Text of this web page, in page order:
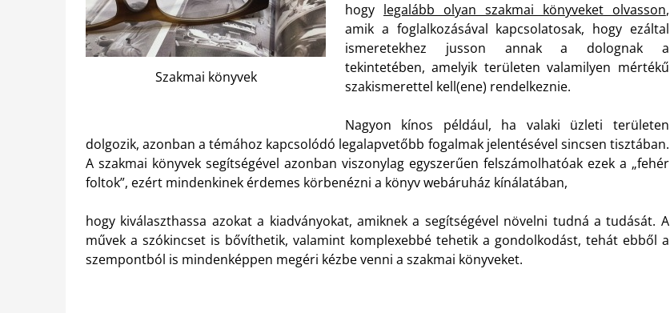
Szakmai könyvek
hogy legalább olyan szakmai könyveket olvasson,
amik a foglalkozásával kapcsolatosak, hogy ezáltal
ismeretekhez jusson annak a dolognak a
tekintetében, amelyik területen valamilyen mértékű
szakismerettel kell(ene) rendelkeznie.
Nagyon kínos például, ha valaki üzleti területen
dolgozik, azonban a témához kapcsolódó legalapvetőbb fogalmak jelentésével sincsen tisztában.
A szakmai könyvek segítségével azonban viszonylag egyszerűen felszámolhatóak ezek a „fehér
foltok”, ezért mindenkinek érdemes körbenézni a könyv webáruház kínálatában,
hogy kiválaszthassa azokat a kiadványokat, amiknek a segítségével növelni tudná a tudását. A
művek a szókincset is bővíthetik, valamint komplexebbé tehetik a gondolkodást, tehát ebből a
szempontból is mindenképpen megéri kézbe venni a szakmai könyveket.